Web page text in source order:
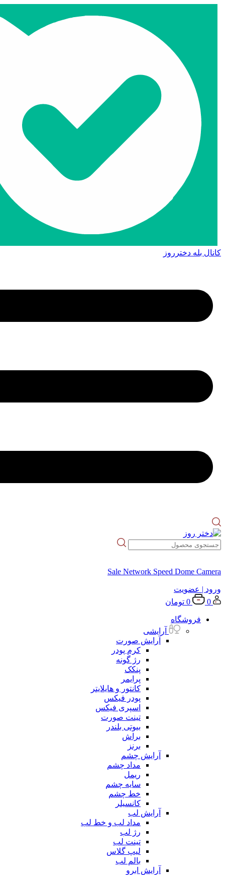
کانال بله دخترروز
Sale Network Speed Dome Camera
ورود | عضویت
0
0 تومان
فروشگاه
آرایشی
آرایش صورت
کرم پودر
رژ گونه
پنکک
پرایمر
کانتور و هایلایتر
پودر فیکس
اسپری فیکس
تینت صورت
بیوتی بلندر
براش
برنز
آرایش چشم
مداد چشم
ریمل
سایه چشم
خط چشم
کانسیلر
آرایش لب
مداد لب و خط لب
رژ لب
تینت لب
لیپ گلاس
بالم لب
آرایش ابرو